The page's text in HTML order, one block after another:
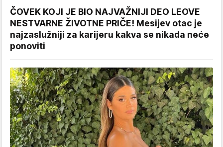
ČOVEK KOJI JE BIO NAJVAŽNIJI DEO LEOVE
NESTVARNE ŽIVOTNE PRIČE! Mesijev otac je
najzaslužniji za karijeru kakva se nikada neće
ponoviti